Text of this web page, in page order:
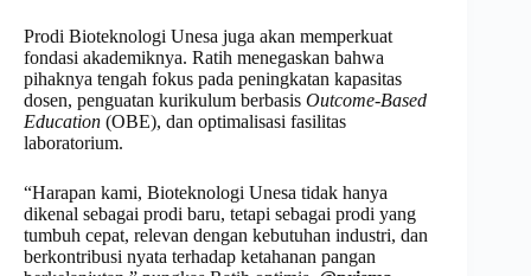
Prodi Bioteknologi Unesa juga akan memperkuat
fondasi akademiknya. Ratih menegaskan bahwa
pihaknya tengah fokus pada peningkatan kapasitas
dosen, penguatan kurikulum berbasis Outcome-Based
Education (OBE), dan optimalisasi fasilitas
laboratorium.
“Harapan kami, Bioteknologi Unesa tidak hanya
dikenal sebagai prodi baru, tetapi sebagai prodi yang
tumbuh cepat, relevan dengan kebutuhan industri, dan
berkontribusi nyata terhadap ketahanan pangan